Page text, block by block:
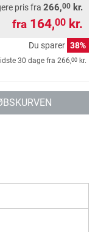
pris fra 266,00 kr.
fra 164,00 kr.
Du sparer 38%
30 dage fra 266,00 kr.